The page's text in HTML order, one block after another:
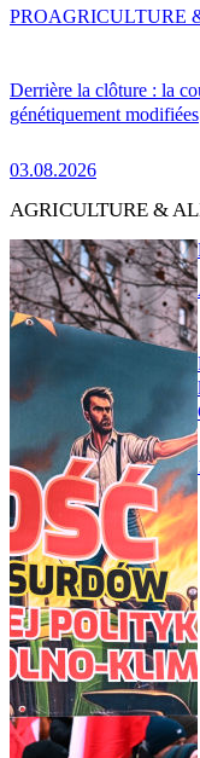
Derrière la clôture : la
génétiquement modifiées
03.08.2026
PROAGRICULTURE
AGRICULTURE &